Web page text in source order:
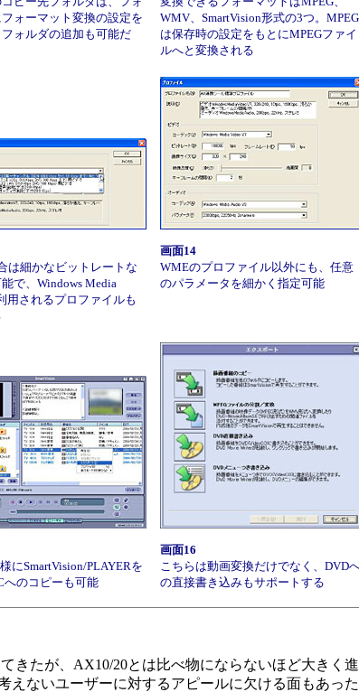
ォーマット変換の設定を
ォルダの追加も可能だ
WMV、SmartVision形式の3つ。MPEG
は保存時の設定をもとにMPEGファイ
ルへと変換される
は細かなビットレートな
で、Windows Media
用されるプロファイルも
画面14
WMEのプロファイル以外にも、任意
のパラメータを細かく指定可能
にSmartVision/PLAYERを
へのコピーも可能
画面16
こちらは動画変換だけでなく、DVD
の直接書き込みもサポートする
きたが、AX10/20とは比べ物にならないほど大きく
えないユーザーに対するアピールに欠ける面もあっ